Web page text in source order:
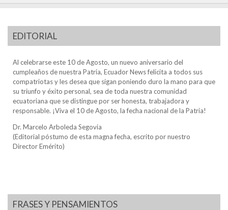
EDITORIAL
Al celebrarse este 10 de Agosto, un nuevo aniversario del
cumpleaños de nuestra Patria, Ecuador News felicita a todos sus
compatriotas y les desea que sigan poniendo duro la mano para que
su triunfo y éxito personal, sea de toda nuestra comunidad
ecuatoriana que se distingue por ser honesta, trabajadora y
responsable. ¡Viva el 10 de Agosto, la fecha nacional de la Patria!
Dr. Marcelo Arboleda Segovia
(Editorial póstumo de esta magna fecha, escrito por nuestro
Director Emérito)
FRASES Y PENSAMIENTOS